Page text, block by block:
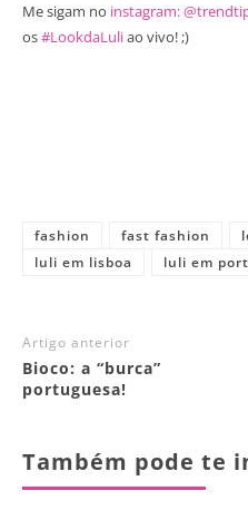
Me sigam no instagram:
os#LookdaLuliao vivo! ;)
fashion fast fashion
luli em lisboa
luli em
Artigo anterior
Bioco: a “burca”
portuguesa!
Também pode te